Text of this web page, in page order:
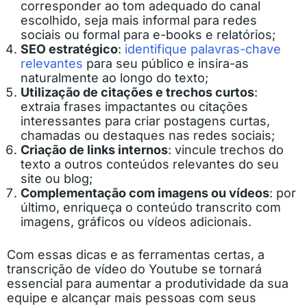
corresponder ao tom adequado do canal
escolhido, seja mais informal para redes
sociais ou formal para e-books e relatórios;
SEO estratégico: identifique palavras-chave
relevantes para seu público e insira-as
naturalmente ao longo do texto;
Utilização de citações e trechos curtos:
extraia frases impactantes ou citações
interessantes para criar postagens curtas,
chamadas ou destaques nas redes sociais;
Criação de links internos: vincule trechos do
texto a outros conteúdos relevantes do seu
site ou blog;
Complementação com imagens ou vídeos: por
último, enriqueça o conteúdo transcrito com
imagens, gráficos ou vídeos adicionais.
Com essas dicas e as ferramentas certas, a
transcrição de vídeo do Youtube se tornará
essencial para aumentar a produtividade da sua
equipe e alcançar mais pessoas com seus